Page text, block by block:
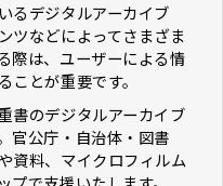
るデジタルアーカイブ
ツなどによってさまざま
際は、ユーザーによる情
とが重要です。
書のデジタルアーカイブ
官公庁・自治体・図書
資料、マイクロフィルム